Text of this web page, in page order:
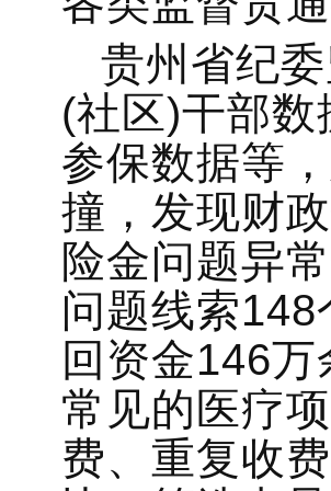
贵州省纪
(社区)干部
参保数据等
撞，发现财
险金问题异
问题线索
回资金146
常见的医疗
费、重复收